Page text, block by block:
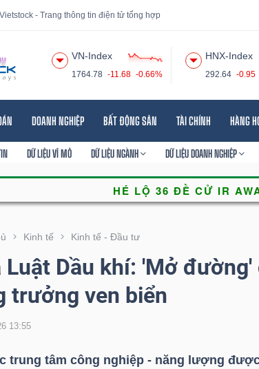
Vietstock - Trang thông tin điện tử tổng hợp
VN-Index
1764.78 -11.68 -0.66%
HNX-Index
292.64 -0.95
DOANH NGHIỆP BẤT ĐỘNG SẢN TÀI CHÍNH HÀNG
DỮ LIỆU VĨ MÔ DỮ LIỆU NGÀNH DỮ LIỆU DOANH NGHIỆP
Kinh tế Kinh tế - Đầu tư
Luật Dầu khí: 'Mở
trưởng ven biển
13:55
trung tâm công nghiệp - năng lượng